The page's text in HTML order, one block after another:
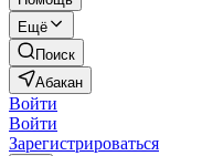
Ещё
Поиск
Абакан
Войти
Войти
Зарегистрироваться